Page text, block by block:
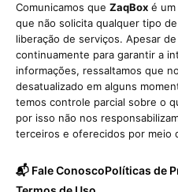
Comunicamos que ZaqBox é
que não solicita qualquer tipo
liberação de serviços. Apesar
continuamente para garantir a
informações, ressaltamos que
desatualizado em alguns
temos controle parcial sobre o
por isso não nos
terceiros e oferecidos por meio
📬 Fale ConoscoPolíticas de